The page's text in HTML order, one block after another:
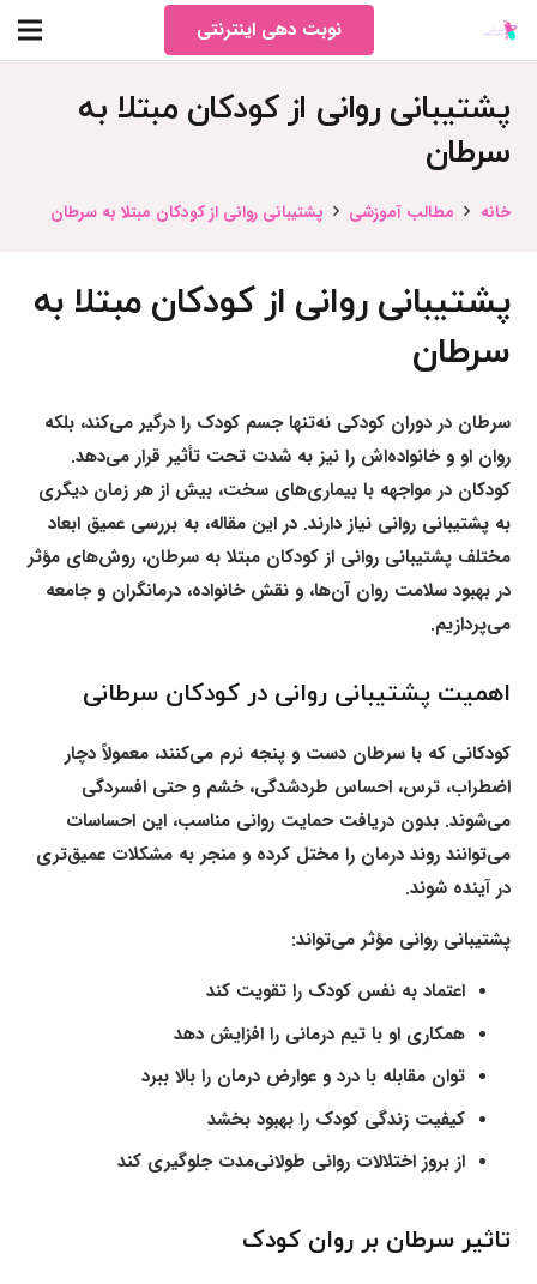
نوبت دهی اینترنتی
پشتیبانی روانی از کودکان مبتلا به
سرطان
خانه مطالب آموزشی پشتیبانی روانی از کودکان مبتلا به سرطان
پشتیبانی روانی از کودکان مبتلا به
سرطان
سرطان در دوران کودکی نه‌تنها جسم کودک را درگیر می‌کند، بلکه
روان او و خانواده‌اش را نیز به شدت تحت تأثیر قرار می‌دهد.
کودکان در مواجهه با بیماری‌های سخت، بیش از هر زمان دیگری
بهپشتیبانی روانی نیاز دارند. در این مقاله، به بررسی عمیق ابعاد
مختلفپشتیبانی روانی از کودکان مبتلا به سرطان، روش‌های مؤثر
در بهبود سلامت روان آن‌ها، و نقش خانواده، درمانگران و جامعه
می‌پردازیم.
اهمیت پشتیبانی روانی در کودکان سرطانی
کودکانی که با سرطان دست و پنجه نرم می‌کنند، معمولاً دچار
اضطراب، ترس، احساس طردشدگی، خشم و حتی افسردگی
می‌شوند. بدون دریافت حمایت روانی مناسب، این احساسات
می‌توانند روند درمان را مختل کرده و منجر به مشکلات عمیق‌تری
در آینده شوند.
پشتیبانی روانی مؤثر می‌تواند:
اعتماد به نفس کودک را تقویت کند
همکاری او با تیم درمانی را افزایش دهد
توان مقابله با درد و عوارض درمان را بالا ببرد
کیفیت زندگی کودک را بهبود بخشد
از بروز اختلالات روانی طولانی‌مدت جلوگیری کند
تاثیر سرطان بر روان کودک